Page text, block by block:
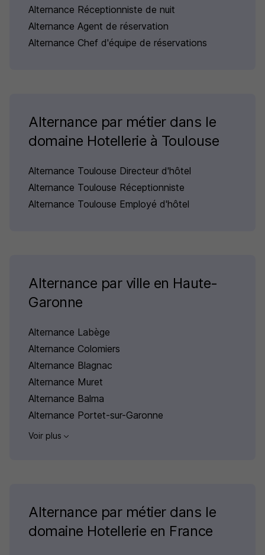
Alternance Réceptionniste de nuit
Alternance Agent de réservation
Alternance Chef d'équipe de réservations
Alternance par métier dans le
domaine Hotellerie à Toulouse
Alternance Toulouse Directeur d'hôtel
Alternance Toulouse Réceptionniste
Alternance Toulouse Employé d'hôtel
Alternance par ville en Haute-
Garonne
Alternance Labège
Alternance Colomiers
Alternance Blagnac
Alternance Muret
Alternance Balma
Alternance Portet-sur-Garonne
Voir plus
Alternance par métier dans le
domaine Hotellerie en France